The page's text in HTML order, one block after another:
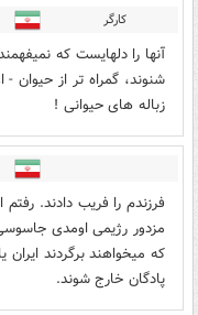
کارگر
آنها را دلهایست که
زباله های حیوانی !
فرزندم را فریب دادند.
مزدور رژیمی اومدی
که میخواهند برگردند
پادگان خارج شوند.